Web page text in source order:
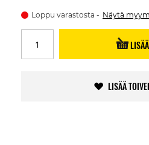
Loppu varastosta Näytä
LISÄÄ